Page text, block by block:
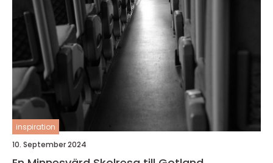
inspiration
10. September 2024